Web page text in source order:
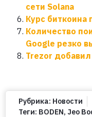
сети Solana
Курс биткоина
Количество
Google резко
Trezor
Рубрика: Новости
Теги: BODEN, Jeo